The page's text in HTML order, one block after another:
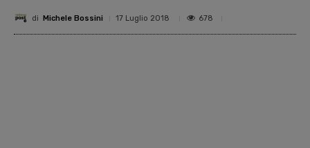
di Michele Bossini 17 Luglio 2018 678